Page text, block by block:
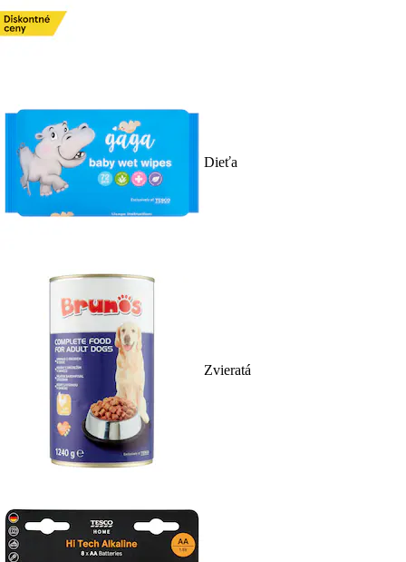
Dieťa
Zvieratá